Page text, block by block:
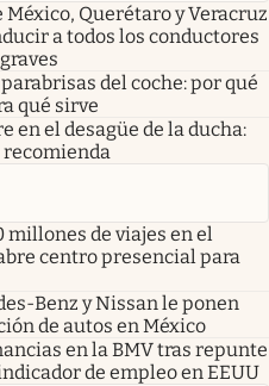
México, Querétaro y Veracruz
a todos los conductores
del coche: por qué
qué sirve
en el desagüe de la ducha:
recomienda
millones de viajes en el
centro presencial para
Benz y Nissan le ponen
de autos en México
en la BMV tras repunte
de empleo en EEUU